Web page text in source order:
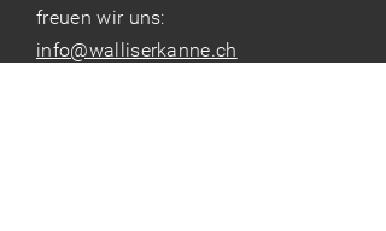
freuen wir uns:
info@walliserkanne.ch